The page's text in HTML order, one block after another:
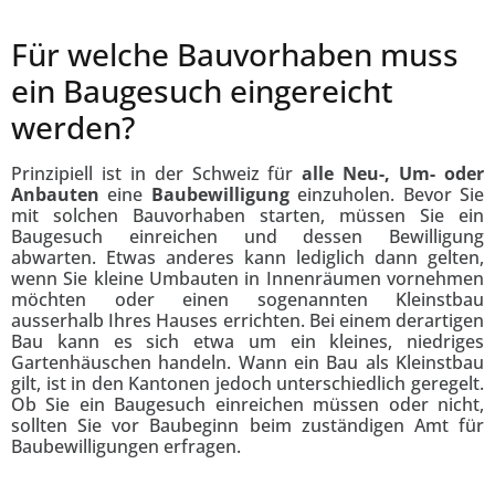
Für welche Bauvorhaben muss
ein Baugesuch eingereicht
werden?
Prinzipiell ist in der Schweiz füralle Neu-, Um- oder
Anbauten eine Baubewilligungeinzuholen. Bevor Sie
mit solchen Bauvorhaben starten, müssen Sie ein
Baugesuch einreichen und dessen Bewilligung
abwarten. Etwas anderes kann lediglich dann gelten,
wenn Sie kleine Umbauten in Innenräumen vornehmen
möchten oder einen sogenannten Kleinstbau
ausserhalb Ihres Hauses errichten. Bei einem derartigen
Bau kann es sich etwa um ein kleines, niedriges
Gartenhäuschen handeln. Wann ein Bau als Kleinstbau
gilt, ist in den Kantonen jedoch unterschiedlich geregelt.
Ob Sie ein Baugesuch einreichen müssen oder nicht,
sollten Sie vor Baubeginn beim zuständigen Amt für
Baubewilligungen erfragen.